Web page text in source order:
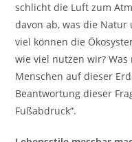
schlicht die Luft zum
davon ab, was die
viel können die
wie viel nutzen wir?
Menschen auf dieser
Beantwortung dieser
Fußabdruck“.